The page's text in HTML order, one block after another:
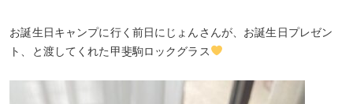
お誕生日キャンプに行く前日にじょんさんが、お誕生日プレゼン
ト、と渡してくれた甲斐駒ロックグラス